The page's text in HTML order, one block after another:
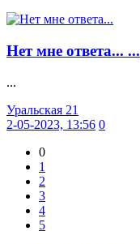
Нет мне ответа... ...
...
Уральская 21
2-05-2023, 13:56 0
0
1
2
3
4
5